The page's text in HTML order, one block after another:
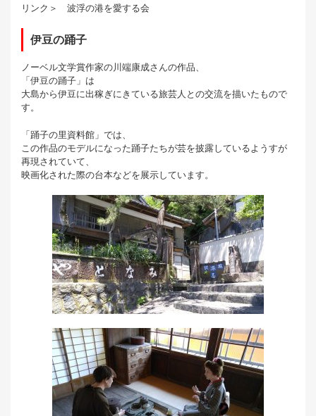
リンク＞ 波浮の港を愛する会
伊豆の踊子
ノーベル文学賞作家の川端康成さんの作品、
「伊豆の踊子」は
大島から伊豆に出稼ぎにきている旅芸人との交流を描いたもので
す。
「踊子の里資料館」では、
この作品のモデルになった踊子たちが芸を披露しているようすが
再現されていて、
映画化された際の台本などを展示しています。